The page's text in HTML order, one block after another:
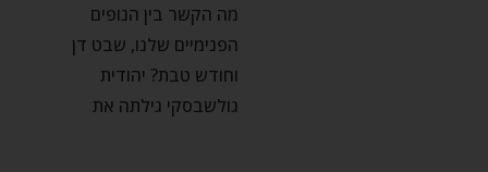
מה הקשר בין הנופים
הפנימיים שלנו, שבט דן
וחודש טבת? יהודית
גולשבסקי גילתה את